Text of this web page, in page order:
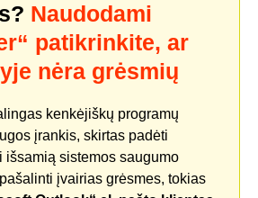
Naudodami
patikrinkite, ar
nėra grėsmių
kenkėjiškų programų
įrankis, skirtas padėti
išsamią sistemos saugumo
įvairias grėsmes, tokias